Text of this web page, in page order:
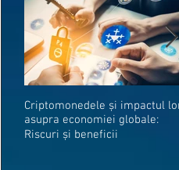
Criptomonedele și impactul
asupra economiei globale:
Riscuri și beneficii